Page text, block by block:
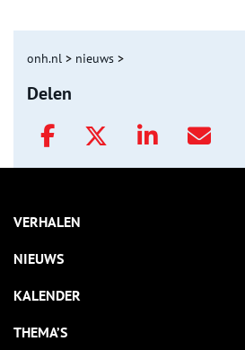
onh.nl > nieuws >
Delen
VERHALEN
NIEUWS
KALENDER
THEMA’S